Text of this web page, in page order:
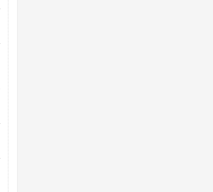
Зеленський
російських НПЗ